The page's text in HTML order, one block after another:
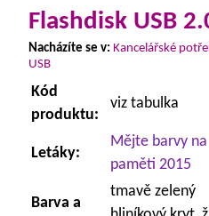
Flashdisk USB
Nacházíte se v: Kancelářské
USB
Kód
produktu:
viz tabulka
Letáky:
Mějte barvy na
paměti 2015
Barva a
tmavě zelený